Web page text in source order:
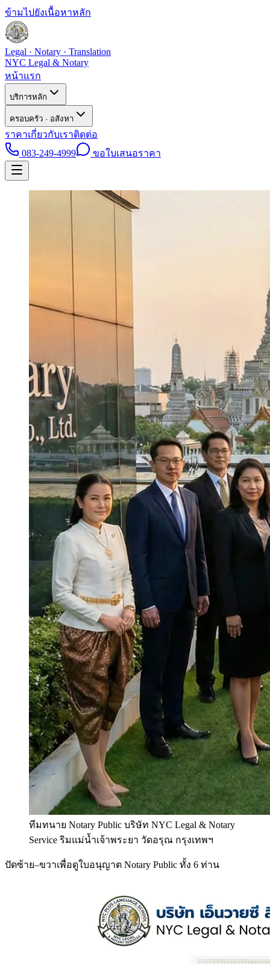
ข้ามไปยังเนื้อหาหลัก
Legal · Notary · Translation
NYC Legal & Notary
หน้าแรก
บริการหลัก
ครอบครัว · อสังหา
ราคาเกี่ยวกับเราติดต่อ
083-249-4999
ขอใบเสนอราคา
ทีมทนาย Notary Public บริษัท NYC Legal & Notary
Service ริมแม่น้ำเจ้าพระยา วัดอรุณ กรุงเทพฯ
ปัดซ้าย–ขวาเพื่อดูใบอนุญาต Notary Public ทั้ง 6 ท่าน